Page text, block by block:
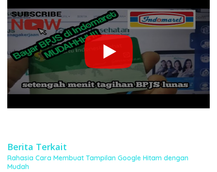
Berita Terkait
Rahasia Cara Membuat Tampilan Google Hitam dengan
Mudah